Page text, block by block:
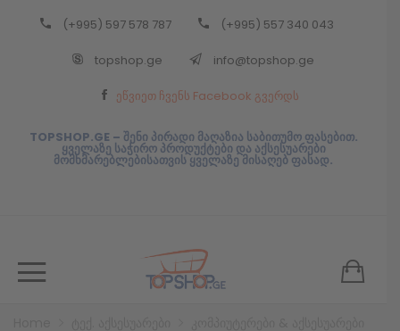
(+995) 597 578 787 (+995) 557 340 043
topshop.ge info@topshop.ge
ეწვიეთ ჩვენს Facebook გვერდს
TOPSHOP.GE – შენი პირადი მაღაზია საბითუმო ფასებით.
ყველაზე საჭირო პროდუქტები და აქსესუარები
მომხმარებლებისათვის ყველაზე მისაღებ ფასად.
Back